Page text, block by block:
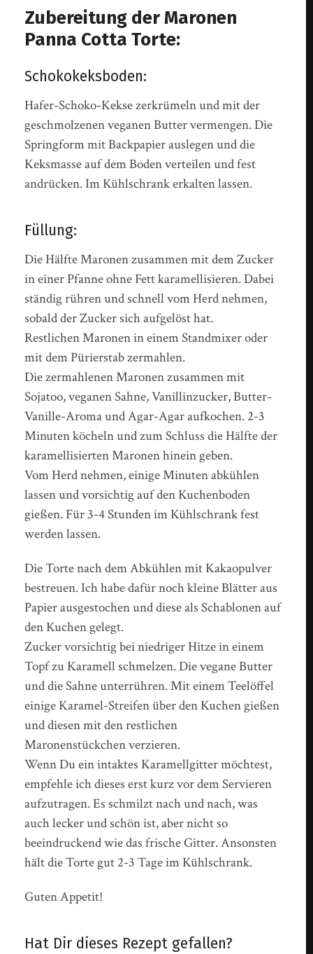
Zubereitung der Maronen
Panna Cotta Torte:
Schokokeksboden:
Hafer-Schoko-Kekse zerkrümeln und mit der
geschmolzenen veganen Butter vermengen. Die
Springform mit Backpapier auslegen und die
Keksmasse auf dem Boden verteilen und fest
andrücken. Im Kühlschrank erkalten lassen.
Füllung:
Die Hälfte Maronen zusammen mit dem Zucker
in einer Pfanne ohne Fett karamellisieren. Dabei
ständig rühren und schnell vom Herd nehmen,
sobald der Zucker sich aufgelöst hat.
Restlichen Maronen in einem Standmixer oder
mit dem Pürierstab zermahlen.
Die zermahlenen Maronen zusammen mit
Sojatoo, veganen Sahne, Vanillinzucker, Butter-
Vanille-Aroma und Agar-Agar aufkochen. 2-3
Minuten köcheln und zum Schluss die Hälfte der
karamellisierten Maronen hinein geben.
Vom Herd nehmen, einige Minuten abkühlen
lassen und vorsichtig auf den Kuchenboden
gießen. Für 3-4 Stunden im Kühlschrank fest
werden lassen.
Die Torte nach dem Abkühlen mit Kakaopulver
bestreuen. Ich habe dafür noch kleine Blätter aus
Papier ausgestochen und diese als Schablonen auf
den Kuchen gelegt.
Zucker vorsichtig bei niedriger Hitze in einem
Topf zu Karamell schmelzen. Die vegane Butter
und die Sahne unterrühren. Mit einem Teelöffel
einige Karamel-Streifen über den Kuchen gießen
und diesen mit den restlichen
Maronenstückchen verzieren.
Wenn Du ein intaktes Karamellgitter möchtest,
empfehle ich dieses erst kurz vor dem Servieren
aufzutragen. Es schmilzt nach und nach, was
auch lecker und schön ist, aber nicht so
beeindruckend wie das frische Gitter. Ansonsten
hält die Torte gut 2-3 Tage im Kühlschrank.
Guten Appetit!
Hat Dir dieses Rezept gefallen?